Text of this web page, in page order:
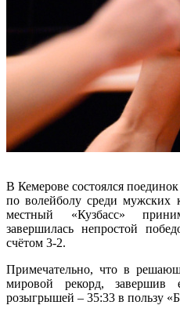
В Кемерове состоялся
по волейболу среди мужских
местный «Кузбасс»
завершилась непростой
счётом 3-2.
Примечательно, что в
мировой рекорд,
розыгрышей – 35:33 в пользу